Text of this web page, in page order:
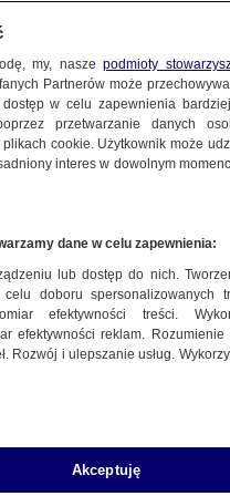
USA. "Teraz
raz pierwszy
z użyciem
my, naszepodmioty
Partnerów może
w celu zapewnienia
przetwarzanie danych
cookie. Użytkownik może
interes w dowolnym
dane w celu zapewnienia:
lub dostęp do nich.
doboru spersonalizowanych
efektywności treści.
efektywności reklam.
Rozwój i ulepszanie usług.
Akceptuję